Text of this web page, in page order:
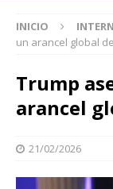
INICIO
un arancel global
Trump
arancel
21/02/2026